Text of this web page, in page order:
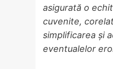
asigurată o
cuvenite,
simplificarea și
eventualelor